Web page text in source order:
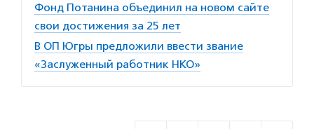
Фонд Потанина объединил на новом сайте
свои достижения за 25 лет
В ОП Югры предложили ввести звание
«Заслуженный работник НКО»